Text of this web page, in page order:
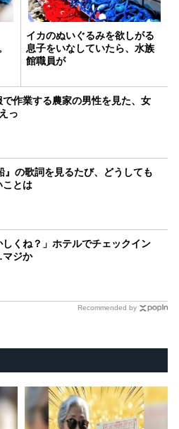
イカのぬいぐるみを欲しがる
息子をいなしていたら、水族
館職員が
作業する農家の男性を見た、女
っ
』の歌詞を見るたび、どうしても
ことは
しくね？」ホテルでチェックイン
ジか
Recommended by